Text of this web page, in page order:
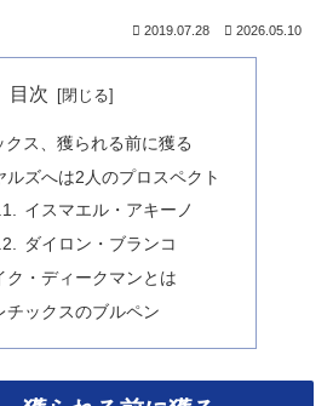
2019.07.28 2026.05.10
目次
クス、獲られる前に獲る
ルズへは2人のプロスペクト
イスマエル・アキーノ
ダイロン・ブランコ
ク・ディークマンとは
チックスのブルペン